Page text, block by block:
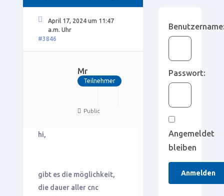
April 17, 2024 um 11:47
a.m. Uhr
#3846
Mr
Teilnehmer
Public
hi,
gibt es die möglichkeit,
die dauer aller cnc
Passwort:
Angemeldet
bleiben
Anmelden